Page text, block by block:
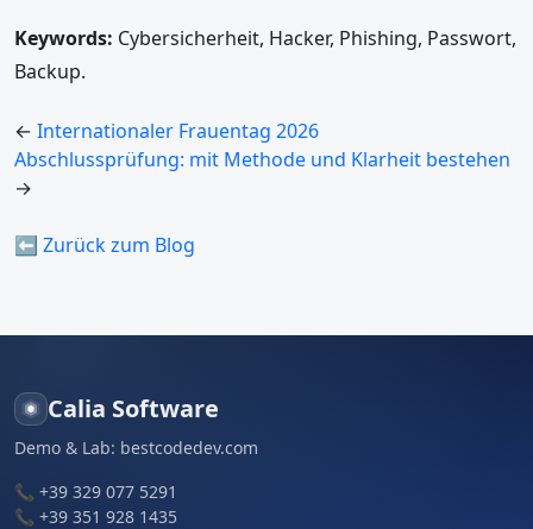
Keywords: Cybersicherheit, Hacker, Phishing, Passwort,
Backup.
← Internationaler Frauentag 2026
Abschlussprüfung: mit Methode und Klarheit bestehen
→
⬅ Zurück zum Blog
Calia Software
Demo & Lab: bestcodedev.com
📞 +39 329 077 5291
📞 +39 351 928 1435